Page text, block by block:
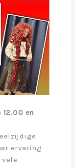
en
ervaring
vele